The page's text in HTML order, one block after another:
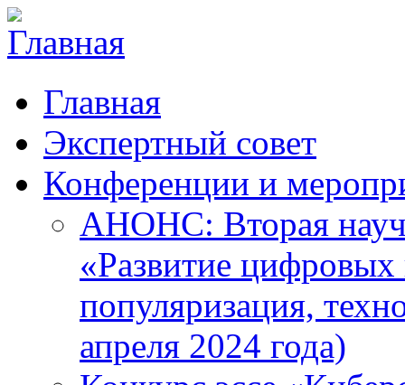
Главная
Экспертный совет
Конференции и
АНОНС: Вторая
«Развитие цифровых
популяризация,
апреля 2024 года)